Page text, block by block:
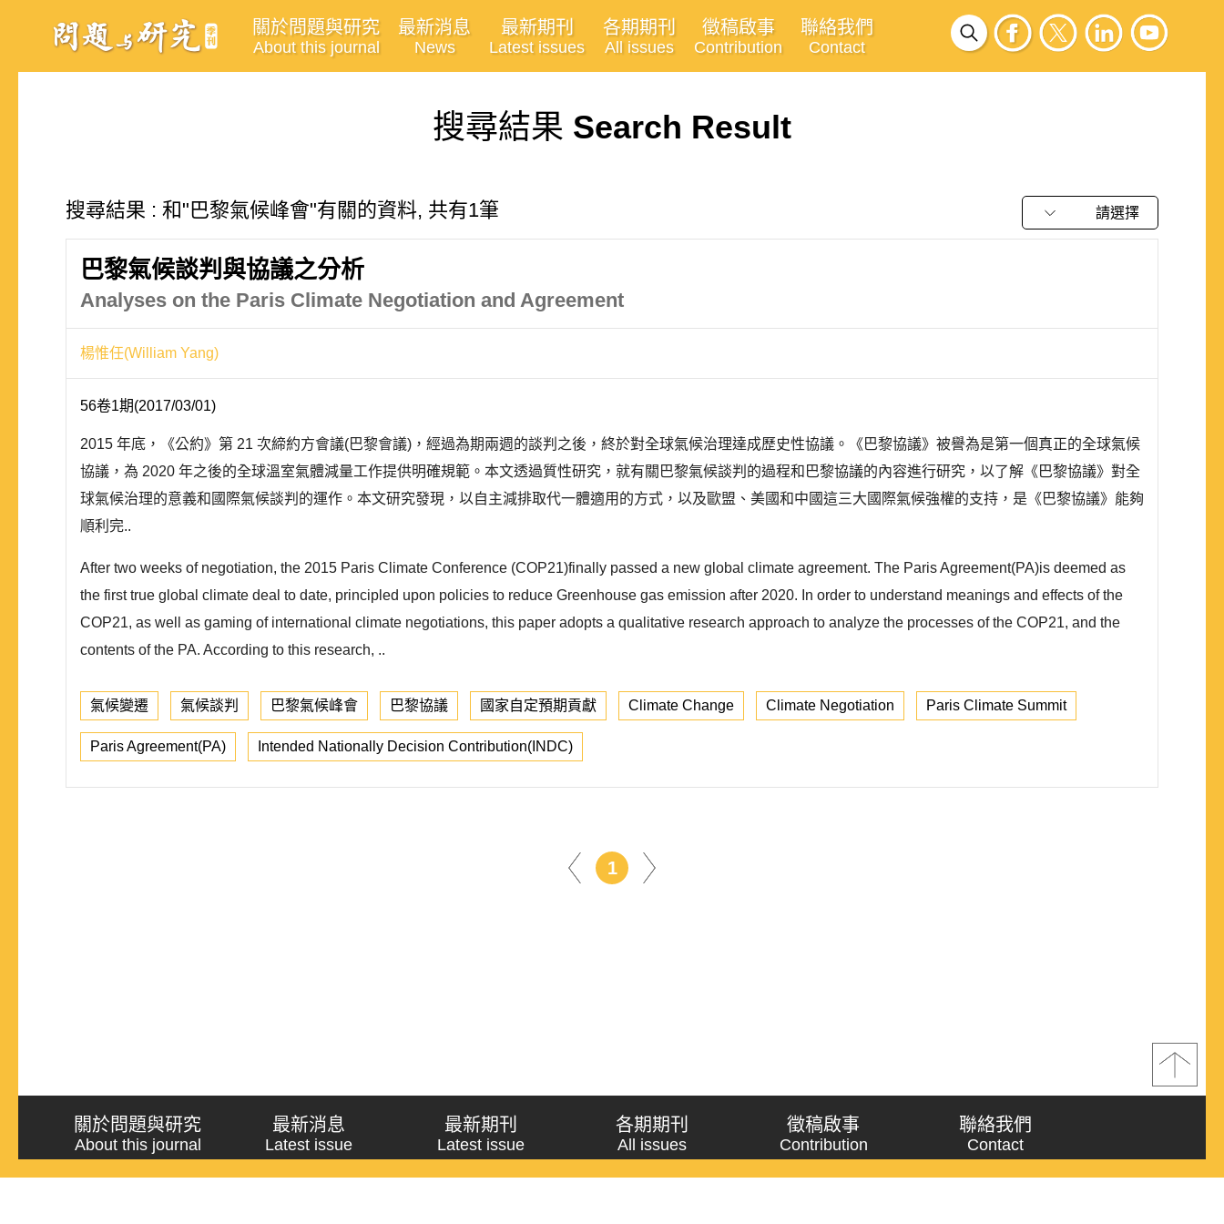
關於問題與研究
About this journal
最新消息
News
最新期刊
Latest issues
各期期刊
All issues
徵稿啟事
Contribution
聯絡我們
Contact
搜尋結果 Search Result
搜尋結果 : 和"巴黎氣候峰會"有關的資料, 共有1筆 請選擇
巴黎氣候談判與協議之分析
Analyses on the Paris Climate Negotiation and Agreement
楊惟任(William Yang)
56卷1期(2017/03/01)
2015 年底，《公約》第 21 次締約方會議(巴黎會議)，經過為期兩週的談判之後，終於對全球氣候治理達成歷史性協議。《巴黎協議》被譽為是第一個真正的全球氣候
協議，為 2020 年之後的全球溫室氣體減量工作提供明確規範。本文透過質性研究，就有關巴黎氣候談判的過程和巴黎協議的內容進行研究，以了解《巴黎協議》對全
球氣候治理的意義和國際氣候談判的運作。本文研究發現，以自主減排取代一體適用的方式，以及歐盟、美國和中國這三大國際氣候強權的支持，是《巴黎協議》能夠
順利完..
After two weeks of negotiation, the 2015 Paris Climate Conference (COP21)finally passed a new global climate agreement. The Paris Agreement(PA)is deemed as
the first true global climate deal to date, principled upon policies to reduce Greenhouse gas emission after 2020. In order to understand meanings and effects of the
COP21, as well as gaming of international climate negotiations, this paper adopts a qualitative research approach to analyze the processes of the COP21, and the
contents of the PA. According to this research, ..
氣候變遷 氣候談判 巴黎氣候峰會 巴黎協議 國家自定預期貢獻 Climate Change Climate Negotiation Paris Climate Summit
Paris Agreement(PA) Intended Nationally Decision Contribution(INDC)
1
關於問題與研究
About this journal
最新消息
Latest issue
最新期刊
Latest issue
各期期刊
All issues
徵稿啟事
Contribution
聯絡我們
Contact